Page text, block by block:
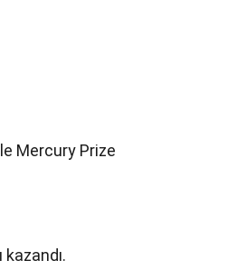
Mercury Prize